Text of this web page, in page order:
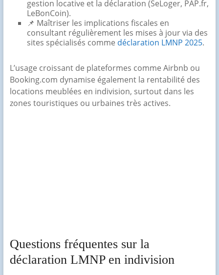
gestion locative et la déclaration (SeLoger, PAP.fr,
LeBonCoin).
📌 Maîtriser les implications fiscales en
consultant régulièrement les mises à jour via des
sites spécialisés comme déclaration LMNP 2025.
L’usage croissant de plateformes comme Airbnb ou
Booking.com dynamise également la rentabilité des
locations meublées en indivision, surtout dans les
zones touristiques ou urbaines très actives.
Questions fréquentes sur la
déclaration LMNP en indivision